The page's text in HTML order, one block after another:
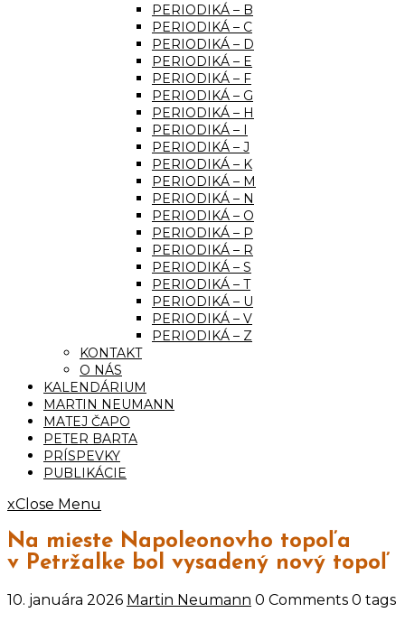
PERIODIKÁ – B
PERIODIKÁ – C
PERIODIKÁ – D
PERIODIKÁ – E
PERIODIKÁ – F
PERIODIKÁ – G
PERIODIKÁ – H
PERIODIKÁ – I
PERIODIKÁ – J
PERIODIKÁ – K
PERIODIKÁ – M
PERIODIKÁ – N
PERIODIKÁ – O
PERIODIKÁ – P
PERIODIKÁ – R
PERIODIKÁ – S
PERIODIKÁ – T
PERIODIKÁ – U
PERIODIKÁ – V
PERIODIKÁ – Z
KONTAKT
O NÁS
KALENDÁRIUM
MARTIN NEUMANN
MATEJ ČAPO
PETER BARTA
PRÍSPEVKY
PUBLIKÁCIE
xClose Menu
Na mieste Napoleonovho topoľa
v Petržalke bol vysadený nový topoľ
10. januára 2026 Martin Neumann 0 Comments 0 tags